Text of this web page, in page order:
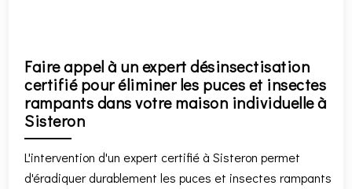
Faire appel à un expert désinsectisation
certifié pour éliminer les puces et insectes
rampants dans votre maison individuelle à
Sisteron
L'intervention d'un expert certifié à Sisteron permet
d'éradiquer durablement les puces et insectes rampants